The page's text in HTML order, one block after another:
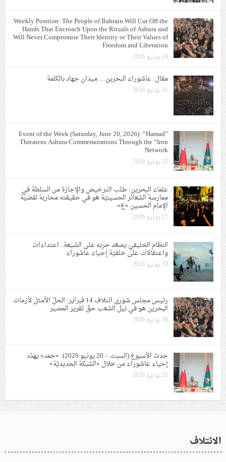
Weekly Position: The People of Bahrain Will Cut Off the
Hands That Encroach Upon the Rituals of Ashura and
Will Never Compromise Their Identity or Their Values of
Freedom and Liberation
24 يونيو 2026
مقال: عاشوراء البحرين… ميدان جهاد بالكلمة
21 يونيو 2026
Event of the Week (Saturday, June 20, 2026): “Hamad”
Threatens Ashura Commemorations Through the “Iron
Network
22 يونيو 2026
علماء البحرين: طلب الترخيص والإجازة من السلطة في
ممارسة الشعائر الحسينيّة هو في حقيقته محاربة لقضيّة
الإمام الحسين «ع»
21 يونيو 2026
النظام الخليفيّ يصعّد حربه على الشيعة.. اعتداءات
واعتقالات على خلفيّة إحياء عاشوراء
19 يونيو 2026
رئيس مجلس شورى ائتلاف 14 فبراير: الحلّ الأمثل لأزمات
البحرين هو في نيل الشعب حقّ تقرير المصير
20 يونيو 2026
حدث الأسبوع (السبت – 20 يونيو 2026): «حمد» يهدّد
إحياء عاشوراء من خلال «الشبكة الحديديّة»
21 يونيو 2026
الائتلاف